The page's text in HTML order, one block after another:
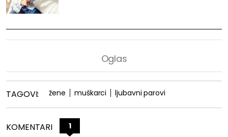
TAGOVI: žene muškarci ljubavni parovi
KOMENTARI 1